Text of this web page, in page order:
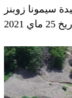
سيمونا زوبنز
ماي 2021